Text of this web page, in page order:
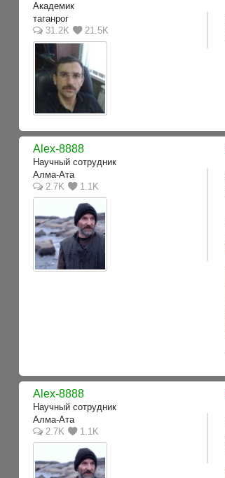
Академик
таганрог
31.2K
21.5K
Alex-8888
Научный сотрудник
Алма-Ата
2.7K
1.1K
Alex-8888
Научный сотрудник
Алма-Ата
2.7K
1.1K